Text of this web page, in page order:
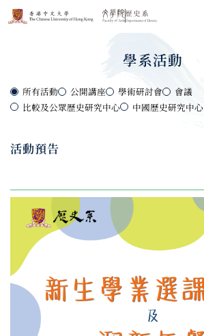
學系活動
所有活動 公開講座 學術研討會
會議
比較及公眾歷史研究中心
中國歷史研究中心
活動預告